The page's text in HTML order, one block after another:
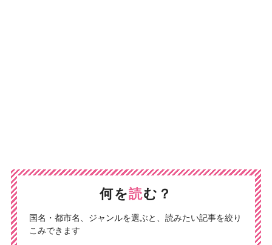
何を読む？
国名・都市名、ジャンルを選ぶと、読みたい記事を絞り
こみできます